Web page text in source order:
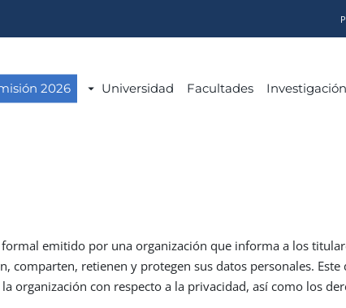
2026 Universidad Facultades Investigación
emitido por una organización que informa a los
comparten, retienen y protegen sus datos personales.
organización con respecto a la privacidad, así como los